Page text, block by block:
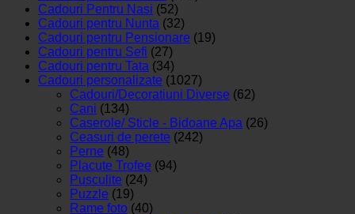
Cadouri Pentru Nasi (52)
Cadouri pentru Nunta (32)
Cadouri pentru Pensionare (19)
Cadouri pentru Sefi (27)
Cadouri pentru Tata (34)
Cadouri personalizate (1027)
Cadouri/Decoratiuni Diverse (62)
Cani (134)
Caserole/ Sticle - Bidoane Apa (26)
Ceasuri de perete (242)
Perne (48)
Placute Trofee (94)
Pusculite (24)
Puzzle (19)
Rame foto (40)